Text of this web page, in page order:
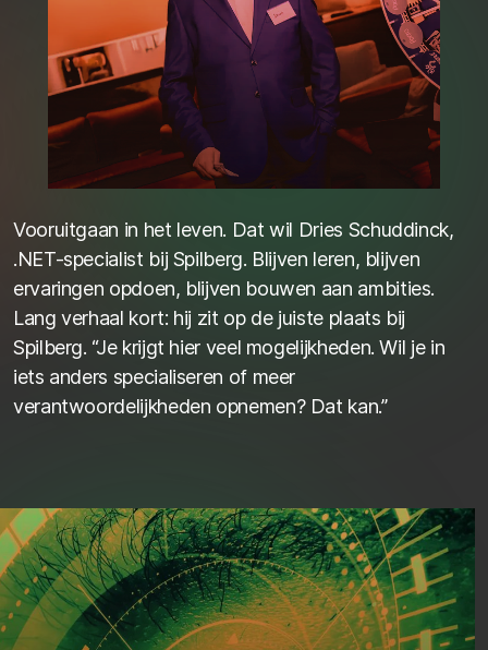
Vooruitgaan in het leven. Dat wil Dries Schuddinck,
.NET-specialist bij Spilberg. Blijven leren, blijven
ervaringen opdoen, blijven bouwen aan ambities.
Lang verhaal kort: hij zit op de juiste plaats bij
Spilberg. “Je krijgt hier veel mogelijkheden. Wil je in
iets anders specialiseren of meer
verantwoordelijkheden opnemen? Dat kan.”